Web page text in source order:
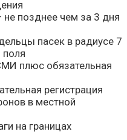
позднее чем за 3 дня
пасек в радиусе 7
плюс обязательная
регистрация
в местной
на границах